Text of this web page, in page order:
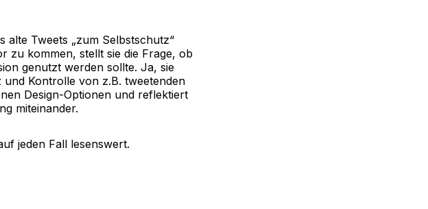
alte Tweets „zum Selbstschutz“
zu kommen, stellt sie die Frage, ob
genutzt werden sollte. Ja, sie
Kontrolle von z.B. tweetenden
Design-Optionen und reflektiert
miteinander.
jeden Fall lesenswert.